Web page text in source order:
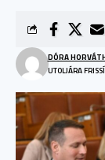
UTOLJÁRA
DÓRA